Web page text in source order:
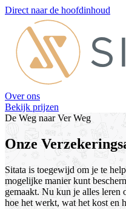
Direct naar de hoofdinhoud
Over ons
Bekijk prijzen
De Weg naar Ver Weg
Onze
Sitata is toegewijd om je te
mogelijke manier kunt
gemaakt. Nu kun je alles leren
hoe het werkt, wat het kost en